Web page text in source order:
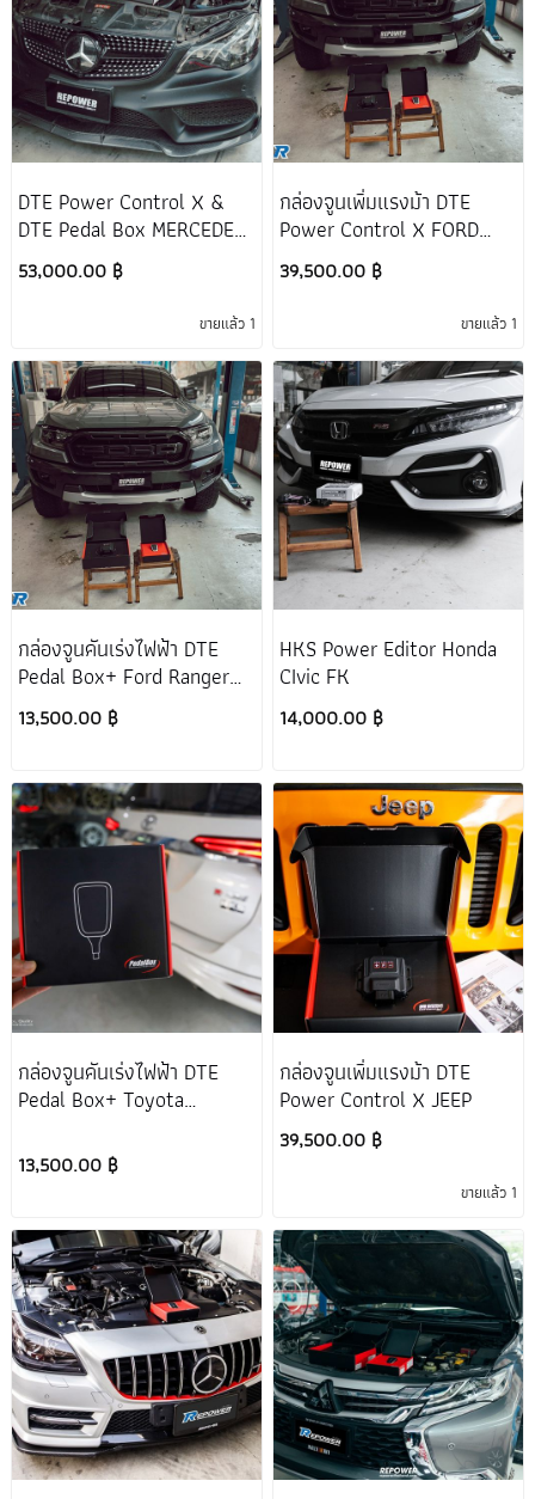
DTE Power Control X &
DTE Pedal Box MERCEDES-
BENZ E-Coupe W207
53,000.00 ฿
ขายแล้ว 1
กล่องจูนเพิ่มแรงม้า DTE
Power Control X FORD
RANGER RAPTOR
39,500.00 ฿
ขายแล้ว 1
กล่องจูนคันเร่งไฟฟ้า DTE
Pedal Box+ Ford Ranger
Raptor
13,500.00 ฿
HKS Power Editor Honda
CIvic FK
14,000.00 ฿
กล่องจูนคันเร่งไฟฟ้า DTE
Pedal Box+ Toyota
13,500.00 ฿
กล่องจูนเพิ่มแรงม้า DTE
Power Control X JEEP
39,500.00 ฿
ขายแล้ว 1